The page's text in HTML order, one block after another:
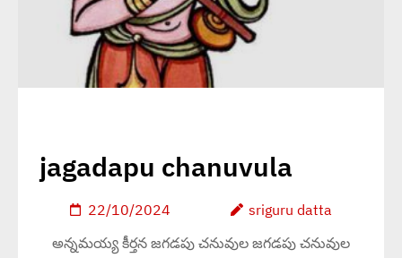
jagadapu chanuvula
22/10/2024
sriguru datta
అన్నమయ్య కీర్తన జగడపు చనువుల జగడపు చనువుల